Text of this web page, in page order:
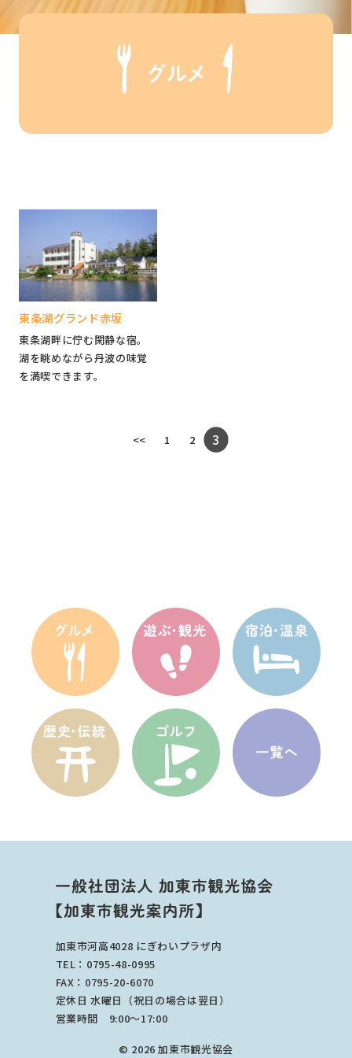
東条湖グランド赤坂
東条湖畔に佇む閑静な宿。
湖を眺めながら丹波の味覚
を満喫できます。
<< 1 2 3
加東市河高4028 にぎわいプラザ内
TEL：0795-48-0995
FAX：0795-20-6070
定休日 水曜日（祝日の場合は翌日）
営業時間 9:00～17:00
© 2026 加東市観光協会